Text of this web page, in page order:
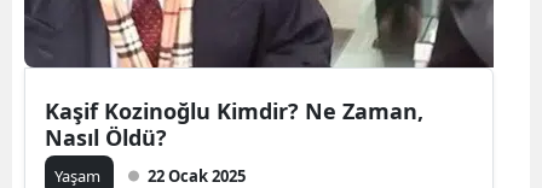
Kaşif Kozinoğlu Kimdir? Ne Zaman,
Nasıl Öldü?
Yaşam 22 Ocak 2025